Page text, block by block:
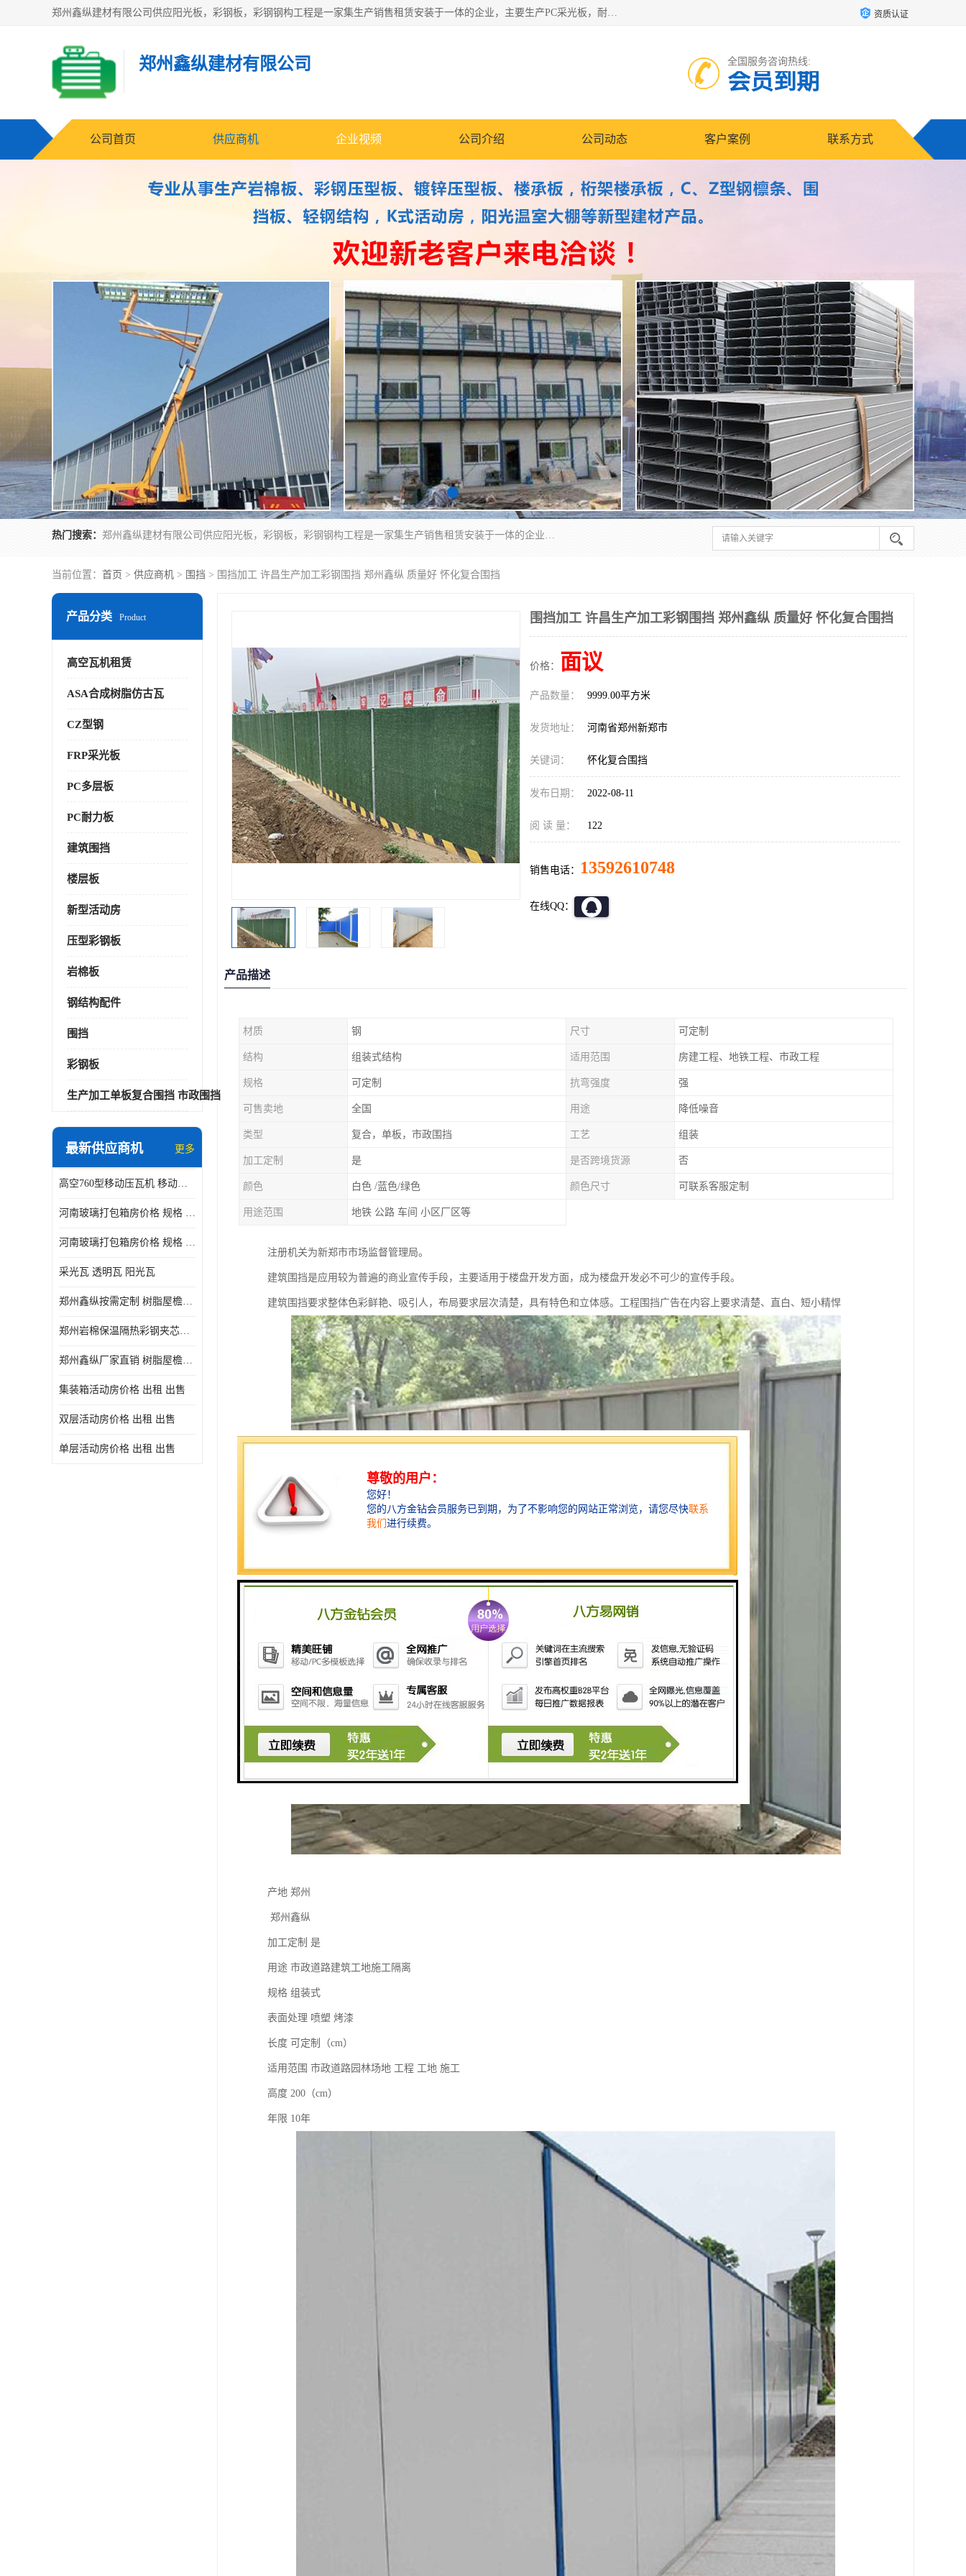
郑州鑫纵建材有限公司供应阳光板，彩钢板，彩钢钢构工程是一家集生产销售租赁安装于一体的企业，主要生产PC采光板，耐力板，仿古琉璃采光板，岩棉板、彩钢压型板、镀锌压型板、桁架楼承板，C、Z型钢檩条、围挡板、轻钢结构，阳光温室大棚等新型建材产品。公司旗下有多台移动式高空压瓦机租赁，承接全国各地业务，专业对外租赁各种型号压瓦机。 资质认证
郑州鑫纵建材有限公司 全国服务咨询热线:
会员到期
公司首页 供应商机 企业视频 公司介绍 公司动态 客户案例 联系方式
热门搜索： 郑州鑫纵建材有限公司供应阳光板，彩钢板，彩钢钢构工程是一家集生产销售租赁安装于一体的企业，主要生产PC采光板，耐力板，仿古琉璃采光板，岩棉板、彩钢压型板、镀锌压型板、桁架楼承板，C、Z型钢檩条、围挡板、轻钢结构，阳光温室大棚等新型建材产品。公司旗下有多台移动式高空压瓦机租赁，承接全国各地业务，专业对外租赁各种型号压瓦机。
当前位置： 首页 > 供应商机 > 围挡 > 围挡加工 许昌生产加工彩钢围挡 郑州鑫纵 质量好 怀化复合围挡
产品分类 Product
高空瓦机租赁
ASA合成树脂仿古瓦
CZ型钢
FRP采光板
PC多层板
PC耐力板
建筑围挡
楼层板
新型活动房
压型彩钢板
岩棉板
钢结构配件
围挡
彩钢板
生产加工单板复合围挡 市政围挡
最新供应商机 更多
高空760型移动压瓦机 移动升降制瓦设备租赁选郑州鑫纵
河南玻璃打包箱房价格 规格 鑫纵建材按需定制
河南玻璃打包箱房价格 规格 鑫纵建材批发
采光瓦 透明瓦 阳光瓦
郑州鑫纵按需定制 树脂屋檐装饰塑料琉璃瓦片 中式仿古瓦的特点 价格
郑州岩棉保温隔热彩钢夹芯板 郑州鑫纵支持定做
郑州鑫纵厂家直销 树脂屋檐装饰塑料琉璃瓦片 中式仿古瓦的特点 价格
集装箱活动房价格 出租 出售
双层活动房价格 出租 出售
单层活动房价格 出租 出售
围挡加工 许昌生产加工彩钢围挡 郑州鑫纵 质量好 怀化复合围挡
价格： 面议
产品数量： 9999.00平方米
发货地址： 河南省郑州新郑市
关键词： 怀化复合围挡
发布日期： 2022-08-11
阅 读 量： 122
销售电话： 13592610748
在线QQ：
产品描述
材质 钢 尺寸 可定制
结构 组装式结构 适用范围 房建工程、地铁工程、市政工程
规格 可定制 抗弯强度 强
可售卖地 全国 用途 降低噪音
类型 复合，单板，市政围挡 工艺 组装
加工定制 是 是否跨境货源 否
颜色 白色 /蓝色/绿色 颜色尺寸 可联系客服定制
用途范围 地铁 公路 车间 小区厂区等
注册机关为新郑市市场监督管理局。
建筑围挡是应用较为普遍的商业宣传手段，主要适用于楼盘开发方面，成为楼盘开发必不可少的宣传手段。
建筑围挡要求整体色彩鲜艳、吸引人，布局要求层次清楚，具有特色和立体感。工程围挡广告在内容上要求清楚、直白、短小精悍
产地 郑州
郑州鑫纵
加工定制 是
用途 市政道路建筑工地施工隔离
规格 组装式
表面处理 喷塑 烤漆
长度 可定制（cm）
适用范围 市政道路园林场地 工程 工地 施工
高度 200（cm）
年限 10年